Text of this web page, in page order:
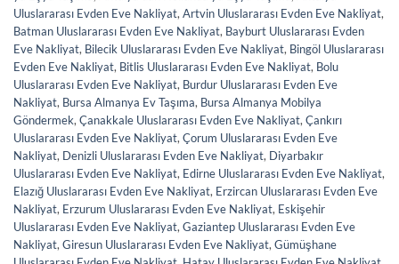
Uluslararası Evden Eve Nakliyat, Artvin Uluslararası Evden Eve Nakliyat,
Batman Uluslararası Evden Eve Nakliyat, Bayburt Uluslararası Evden
Eve Nakliyat, Bilecik Uluslararası Evden Eve Nakliyat, Bingöl Uluslararası
Evden Eve Nakliyat, Bitlis Uluslararası Evden Eve Nakliyat, Bolu
Uluslararası Evden Eve Nakliyat, Burdur Uluslararası Evden Eve
Nakliyat, Bursa Almanya Ev Taşıma, Bursa Almanya Mobilya
Göndermek, Çanakkale Uluslararası Evden Eve Nakliyat, Çankırı
Uluslararası Evden Eve Nakliyat, Çorum Uluslararası Evden Eve
Nakliyat, Denizli Uluslararası Evden Eve Nakliyat, Diyarbakır
Uluslararası Evden Eve Nakliyat, Edirne Uluslararası Evden Eve Nakliyat,
Elazığ Uluslararası Evden Eve Nakliyat, Erzircan Uluslararası Evden Eve
Nakliyat, Erzurum Uluslararası Evden Eve Nakliyat, Eskişehir
Uluslararası Evden Eve Nakliyat, Gaziantep Uluslararası Evden Eve
Nakliyat, Giresun Uluslararası Evden Eve Nakliyat, Gümüşhane